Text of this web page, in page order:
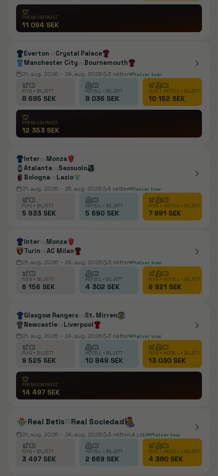
PREMIUMPAKET
11 094 SEK
Everton vs Crystal Palace
Manchester City vs Bournemouth
21. aug. 2026 – 24. aug. 2026 3 nätter Platser kvar
FLYG + BILJETT
8 685 SEK
HOTELL + BILJETT
8 036 SEK
FLYG + HOTELL + BILJETT
10 152 SEK
PREMIUMPAKET
12 353 SEK
Inter vs Monza
Atalantavs Sassuolo
Bolognavs Lazio
21. aug. 2026 – 25. aug. 2026 4 nätter Platser kvar
FLYG + BILJETT
5 933 SEK
HOTELL + BILJETT
5 690 SEK
FLYG + HOTELL + BILJETT
7 991 SEK
Inter vs Monza
Turin vs AC Milan
21. aug. 2026 – 24. aug. 2026 3 nätter Platser kvar
FLYG + BILJETT
6 156 SEK
HOTELL + BILJETT
4 302 SEK
FLYG + HOTELL + BILJETT
6 921 SEK
Glasgow Rangersvs St. Mirren
Newcastlevs Liverpool
21. aug. 2026 – 24. aug. 2026 3 nätter Platser kvar
FLYG + BILJETT
9 525 SEK
HOTELL + BILJETT
10 849 SEK
FLYG + HOTELL + BILJETT
13 030 SEK
PREMIUMPAKET
14 497 SEK
Real BetisvsReal Sociedad
21. aug. 2026 – 24. aug. 2026 3 nätterLA LIGA Platser kvar
FLYG + BILJETT
3 497 SEK
HOTELL + BILJETT
2 669 SEK
FLYG + HOTELL + BILJETT
4 380 SEK